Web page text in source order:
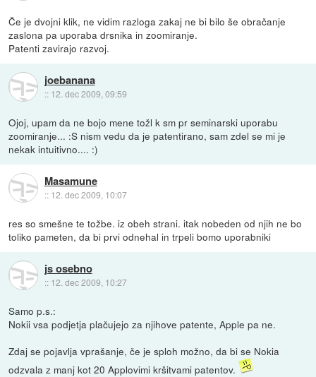
Če je dvojni klik, ne vidim razloga zakaj ne bi bilo še obračanje
zaslona pa uporaba drsnika in zoomiranje.
Patenti zavirajo razvoj.
joebanana
:: 12. dec 2009, 09:59
Ojoj, upam da ne bojo mene tožl k sm pr seminarski uporabu
zoomiranje... :S nism vedu da je patentirano, sam zdel se mi je
nekak intuitivno.... :)
Masamune
:: 12. dec 2009, 10:07
res so smešne te tožbe. iz obeh strani. itak nobeden od njih ne bo
toliko pameten, da bi prvi odnehal in trpeli bomo uporabniki
js osebno
:: 12. dec 2009, 10:27
Samo p.s.:
Nokii vsa podjetja plačujejo za njihove patente, Apple pa ne.
Zdaj se pojavlja vprašanje, če je sploh možno, da bi se Nokia
odzvala z manj kot 20 Applovimi kršitvami patentov.